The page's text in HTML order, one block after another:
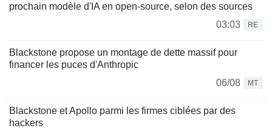
prochain modèle d'IA en open-source, selon des sources
03:03
RE
Blackstone propose un montage de dette massif pour
financer les puces d'Anthropic
06/08
MT
Blackstone et Apollo parmi les firmes ciblées par des
hackers